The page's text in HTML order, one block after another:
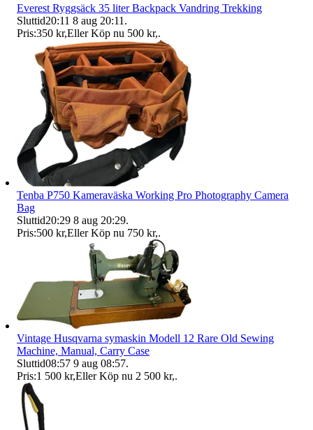
Everest Ryggsäck 35 liter Backpack Vandring Trekking
Sluttid20:11 8 aug 20:11 .
Pris:350 kr,Eller Köp nu 500 kr,.
Tenba P750 Kameraväska Working Pro Photography Camera
Bag
Sluttid20:29 8 aug 20:29.
Pris:500 kr,Eller Köp nu 750 kr,.
Vintage Husqvarna symaskin Modell 12 Rare Old Sewing
Machine, Manual, Carry Case
Sluttid08:57 9 aug 08:57.
Pris:1 500 kr,Eller Köp nu 2 500 kr,.